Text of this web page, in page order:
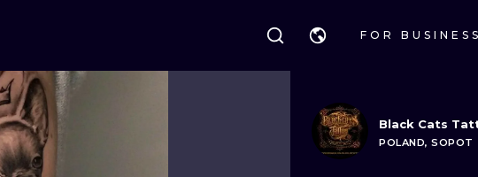
FOR BUSINESS
Black Cats
POLAND, SOPOT